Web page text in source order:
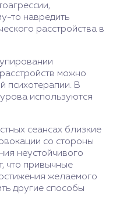
то навредить
расстройства в
можно
психотерапии. В
используются
сеансах близкие
со стороны
неустойчивого
что привычные
желаемого
другие способы